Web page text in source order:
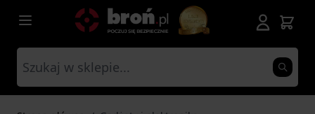
Przejdź do treści